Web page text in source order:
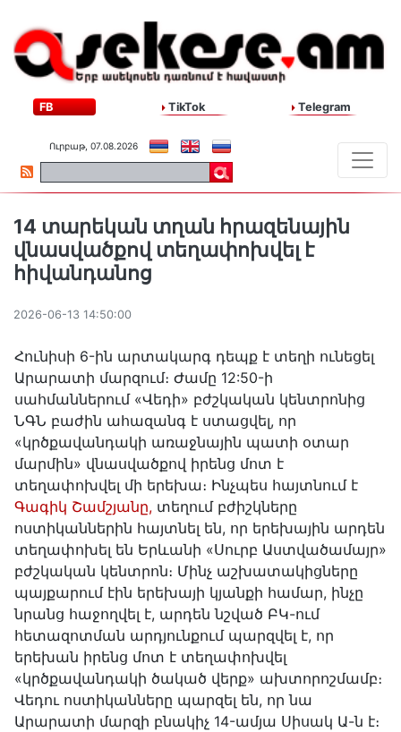
FB TikTok Telegram
Ուրբաթ, 07.08.2026
14 տարեկան տղան հրազենային
վնասվածքով տեղափոխվել է
հիվանդանոց
2026-06-13 14:50:00
Հունիսի 6-ին արտակարգ դեպք է տեղի ունեցել
Արարատի մարզում։ Ժամը 12:50-ի
սահմաններում «Վեդի» բժշկական կենտրոնից
ՆԳՆ բաժին ահազանգ է ստացվել, որ
«կրծքավանդակի առաջնային պատի օտար
մարմին» վնասվածքով իրենց մոտ է
տեղափոխվել մի երեխա։ Ինչպես հայտնում է
Գագիկ Շամշյանը, տեղում բժիշկները
ոստիկաններին հայտնել են, որ երեխային արդեն
տեղափոխել են Երևանի «Սուրբ Աստվածամայր»
բժշկական կենտրոն։ Մինչ աշխատակիցները
պայքարում էին երեխայի կյանքի համար, ինչը
նրանց հաջողվել է, արդեն նշված ԲԿ-ում
հետազոտման արդյունքում պարզվել է, որ
երեխան իրենց մոտ է տեղափոխվել
«կրծքավանդակի ծակած վերք» ախտորոշմամբ։
Վեդու ոստիկանները պարզել են, որ նա
Արարատի մարզի բնակիչ 14-ամյա Սիսակ Ա-ն է։